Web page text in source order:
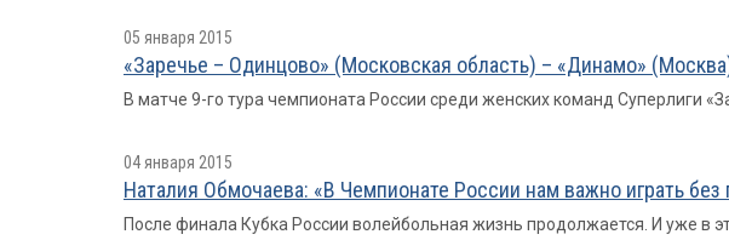
05 января 2015
«Заречье – Одинцово» (Московская область) – «Динамо»
В матче 9-го тура чемпионата России среди женских команд Суперлиги
04 января 2015
Наталия Обмочаева: «В Чемпионате России нам важно играть без
После финала Кубка России волейбольная жизнь продолжается. И уже в